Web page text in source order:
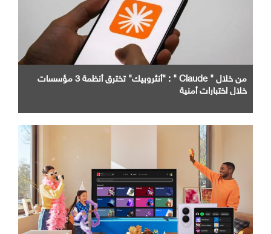
من خلال " Claude " : "أنثروبيك" تخترق أنظمة 3 مؤسسات
خلال اختبارات أمنية